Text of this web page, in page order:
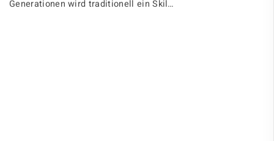
Generationen wird traditionell ein Skil…